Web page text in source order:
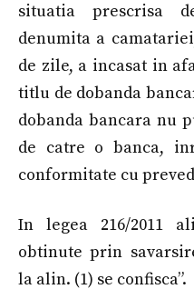
situatia prescrisa
denumita a
de zile, a incasat in
titlu de dobanda
dobanda bancara nu
de catre o banca,
conformitate cu
In legea 216/2011
obtinute prin
la alin. (1) se confisca”.